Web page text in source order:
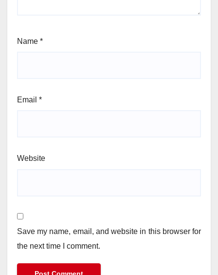
Name *
Email *
Website
Save my name, email, and website in this browser for
the next time I comment.